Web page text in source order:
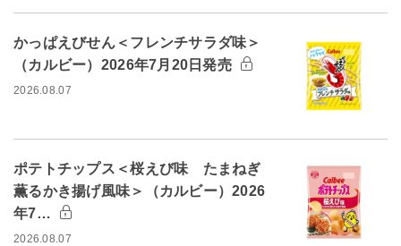
かっぱえびせん＜フレンチサラダ味＞
（カルビー）2026年7月20日発売
2026.08.07
ポテトチップス＜桜えび味 たまねぎ
薫るかき揚げ風味＞（カルビー）2026
年7…
2026.08.07